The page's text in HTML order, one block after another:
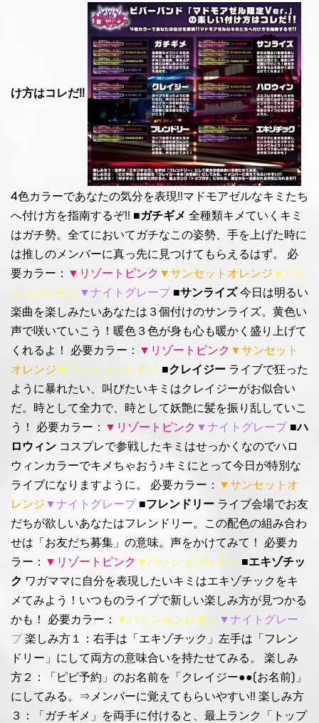
け方はコレだ!!
4色カラーであなたの気分を表現!!マドモアゼルなキミたち
へ付け方を指南するぞ!! ■ガチギメ 全種類キメていくキミ
はガチ勢。全てにおいてガチなこの姿勢、手を上げた時に
は推しのメンバーに真っ先に見つけてもらえるはず。 必
要カラー： ▼リゾートピンク ▼サンセットオレンジ ▼パッ
ションレモン ▼ナイトグレープ ■サンライズ今日は明るい
楽曲を楽しみたいあなたは３個付けのサンライズ。黄色い
声で咲いていこう！暖色３色が身も心も暖かく盛り上げて
くれるよ！ 必要カラー： ▼リゾートピンク ▼サンセット
オレンジ ▼パッションレモン ■クレイジー ライブで狂った
ように暴れたい、叫びたいキミはクレイジーがお似合い
だ。時として全力で、時として妖艶に髪を振り乱していこ
う！ 必要カラー： ▼リゾートピンク ▼ナイトグレープ ■ハ
ロウィン コスプレで参戦したキミはせっかくなのでハロ
ウィンカラーでキメちゃおう♪キミにとって今日が特別な
ライブになりますように。 必要カラー： ▼サンセットオ
レンジ ▼ナイトグレープ ■フレンドリー ライブ会場でお友
だちが欲しいあなたはフレンドリー。この配色の組み合わ
せは「お友だち募集」の意味。声をかけてみて！ 必要カ
ラー： ▼リゾートピンク ▼パッションレモン ■エキゾチッ
ク ワガママに自分を表現したいキミはエキゾチックをキ
メてみよう！いつものライブで新しい楽しみ方が見つかる
かも！ 必要カラー： ▼パッションレモン ▼ナイトグレー
プ楽しみ方１：右手は「エキゾチック」左手は「フレン
ドリー」にして両方の意味合いを持たせてみる。 楽しみ
方２：「ピピ予約」のお名前を「クレイジー●●(お名前)」
にしてみる。⇒メンバーに覚えてもらいやすい!! 楽しみ方
３：「ガチギメ」を両手に付けると、最上ランク「トップ